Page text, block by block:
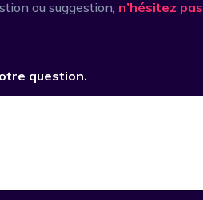
ou suggestion, n’hésitez pas
question.